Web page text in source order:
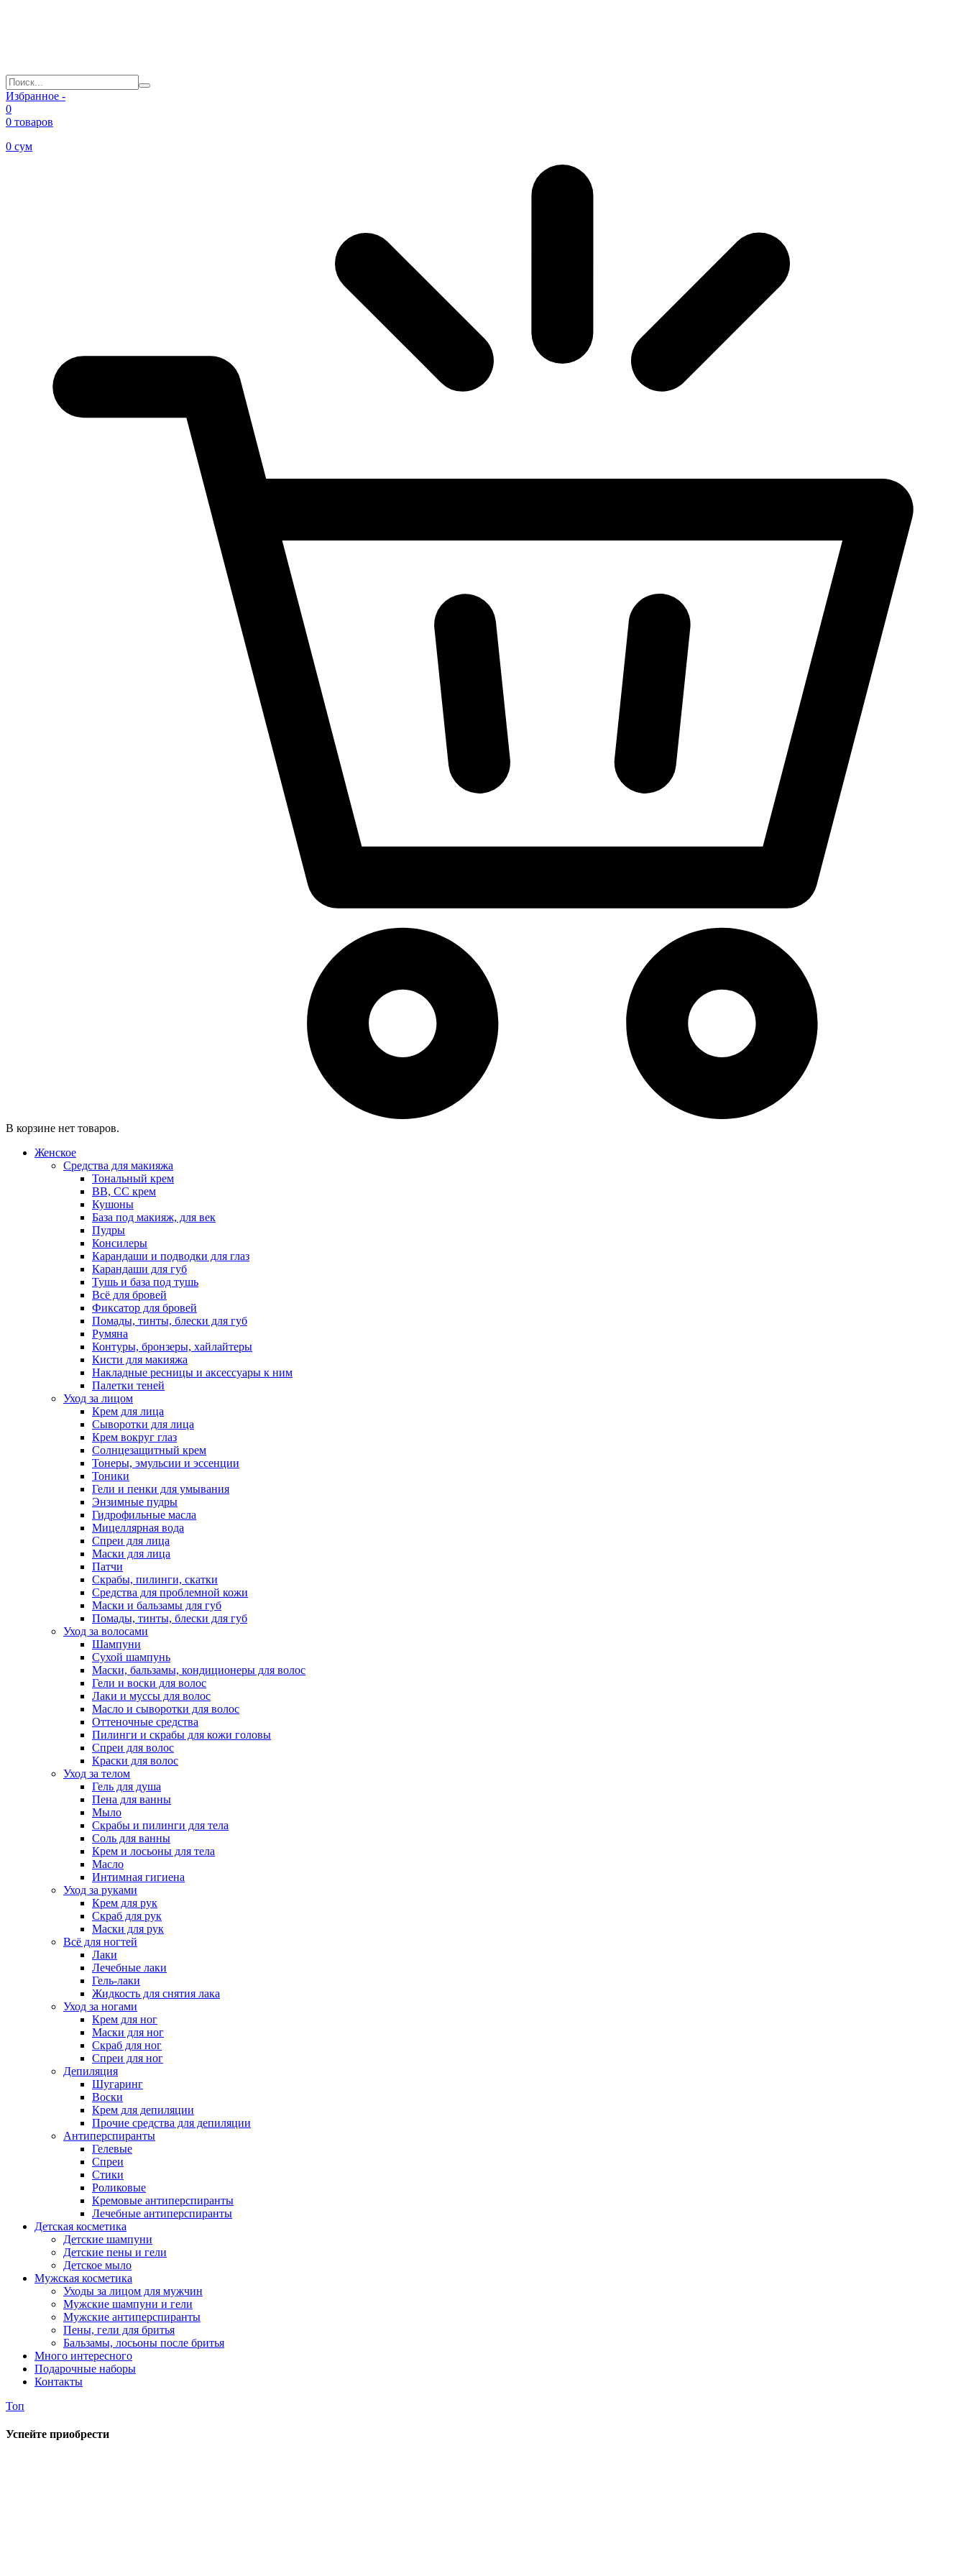
Избранное -
0
0 товаров
0 сум
В корзине нет товаров.
Женское
Средства для макияжа
Тональный крем
BB, CC крем
Кушоны
База под макияж, для век
Пудры
Консилеры
Карандаши и подводки для глаз
Карандаши для губ
Тушь и база под тушь
Всё для бровей
Фиксатор для бровей
Помады, тинты, блески для губ
Румяна
Контуры, бронзеры, хайлайтеры
Кисти для макияжа
Накладные ресницы и аксессуары к ним
Палетки теней
Уход за лицом
Крем для лица
Сыворотки для лица
Крем вокруг глаз
Солнцезащитный крем
Тонеры, эмульсии и эссенции
Тоники
Гели и пенки для умывания
Энзимные пудры
Гидрофильные масла
Мицеллярная вода
Спреи для лица
Маски для лица
Патчи
Скрабы, пилинги, скатки
Средства для проблемной кожи
Маски и бальзамы для губ
Помады, тинты, блески для губ
Уход за волосами
Шампуни
Сухой шампунь
Маски, бальзамы, кондиционеры для волос
Гели и воски для волос
Лаки и муссы для волос
Масло и сыворотки для волос
Оттеночные средства
Пилинги и скрабы для кожи головы
Спреи для волос
Краски для волос
Уход за телом
Гель для душа
Пена для ванны
Мыло
Скрабы и пилинги для тела
Соль для ванны
Крем и лосьоны для тела
Масло
Интимная гигиена
Уход за руками
Крем для рук
Скраб для рук
Маски для рук
Всё для ногтей
Лаки
Лечебные лаки
Гель-лаки
Жидкость для снятия лака
Уход за ногами
Крем для ног
Маски для ног
Скраб для ног
Спреи для ног
Депиляция
Шугаринг
Воски
Крем для депиляции
Прочие средства для депиляции
Антиперспиранты
Гелевые
Спреи
Стики
Роликовые
Кремовые антиперспиранты
Лечебные антиперспиранты
Детская косметика
Детские шампуни
Детские пены и гели
Детское мыло
Мужская косметика
Уходы за лицом для мужчин
Мужские шампуни и гели
Мужские антиперспиранты
Пены, гели для бритья
Бальзамы, лосьоны после бритья
Много интересного
Подарочные наборы
Контакты
Топ
Успейте приобрести